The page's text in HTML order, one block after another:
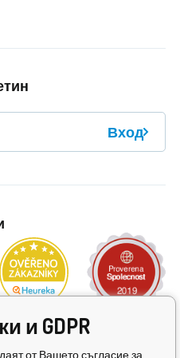
Вход
и GDPR
от Вашето съгласие за